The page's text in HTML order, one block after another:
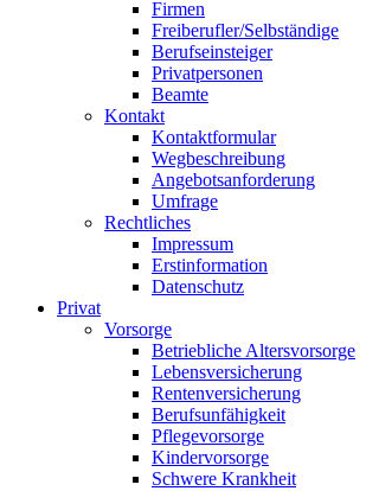
Firmen
Freiberufler/Selbständige
Berufseinsteiger
Privatpersonen
Beamte
Kontakt
Kontaktformular
Wegbeschreibung
Angebotsanforderung
Umfrage
Rechtliches
Impressum
Erstinformation
Datenschutz
Privat
Vorsorge
Betriebliche Altersvorsorge
Lebensversicherung
Rentenversicherung
Berufsunfähigkeit
Pflegevorsorge
Kindervorsorge
Schwere Krankheit